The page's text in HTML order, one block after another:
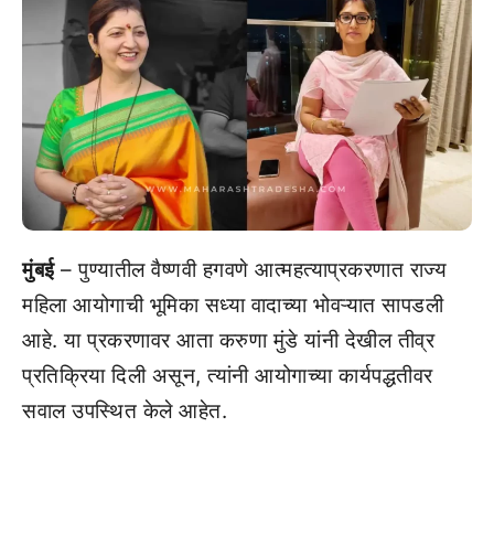
मुंबई– पुण्यातील वैष्णवी हगवणे आत्महत्याप्रकरणात राज्य
महिला आयोगाची भूमिका सध्या वादाच्या भोवऱ्यात सापडली
आहे. या प्रकरणावर आता करुणा मुंडे यांनी देखील तीव्र
प्रतिक्रिया दिली असून, त्यांनी आयोगाच्या कार्यपद्धतीवर
सवाल उपस्थित केले आहेत.